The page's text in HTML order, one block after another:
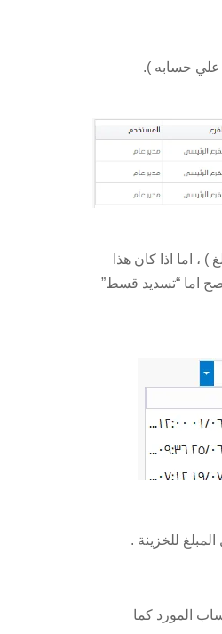
حسابه ).
، اما اذا كان هذا
اما “تسديد قسط”
للخزينة .
المورد كما